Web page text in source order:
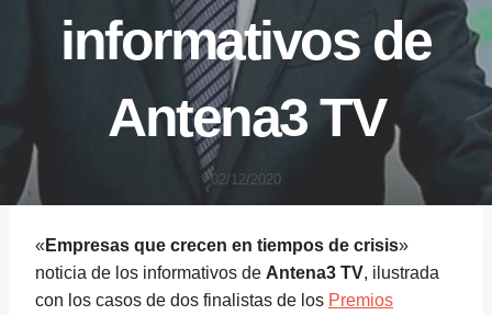
informativos de
Antena3 TV
02/12/2020
« Empresas que crecen en tiempos de crisis»
noticia de los informativos de Antena3 TV, ilustrada
con los casos de dos finalistas de los Premios